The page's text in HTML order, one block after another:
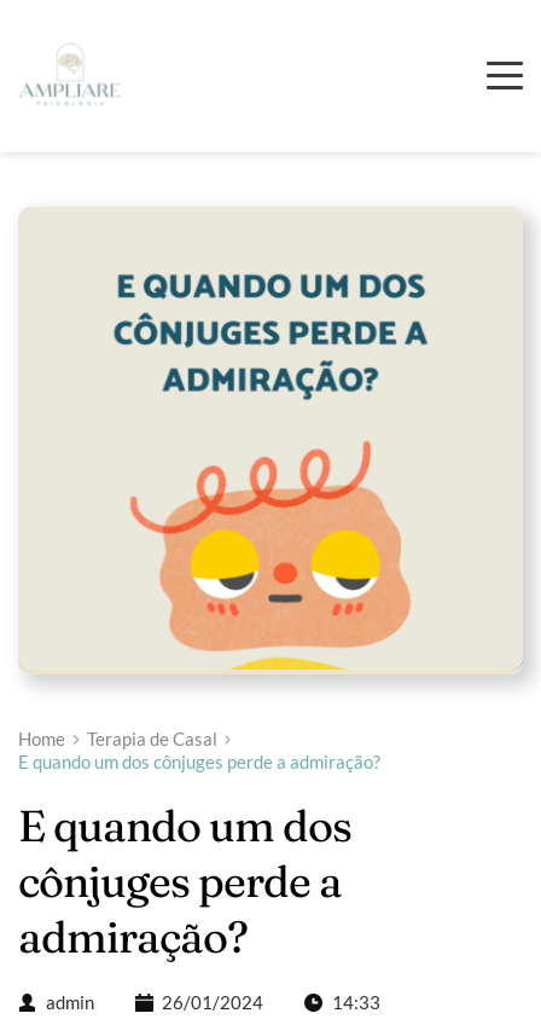
Home
Terapia de Casal
E quando um dos cônjuges perde a admiração?
E quando um dos
cônjuges perde a
admiração?
admin 26/01/2024 14:33